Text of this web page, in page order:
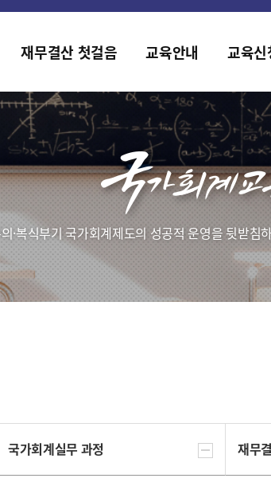
홈페이지가 새롭게 개편되었습
재무결산 첫걸음 교육안내 교육신
·복식부기 국가회계제도의 성공적 운영을 뒷받침
국가회계실무 과정 재무